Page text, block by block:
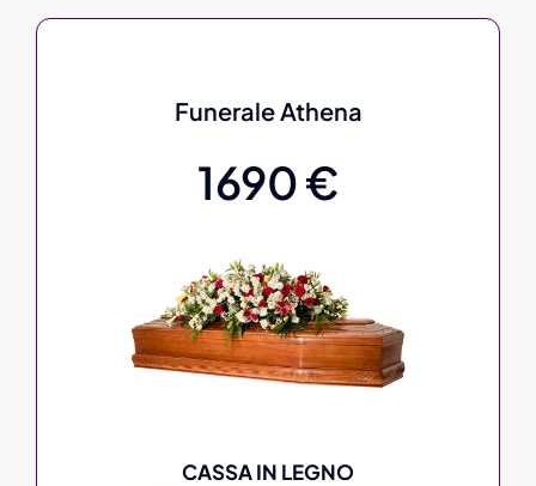
Funerale Athena
1690 €
CASSA IN LEGNO